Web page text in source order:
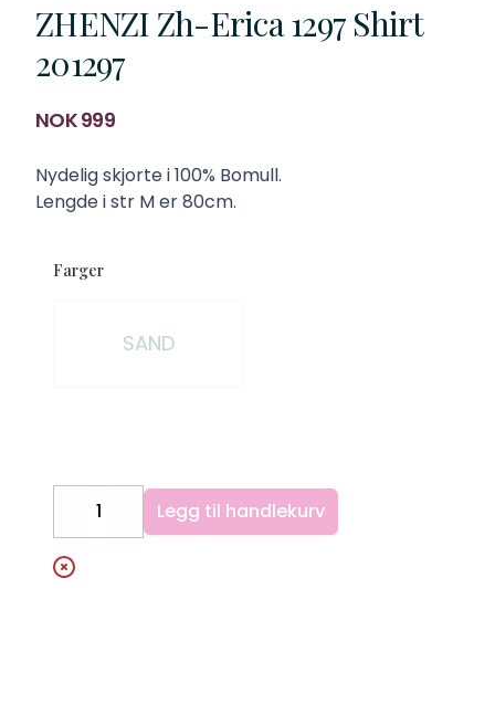
ZHENZI Zh-Erica 1297 Shirt
201297
Produktdetaljer
NOK 999
Description
Nydelig skjorte i 100% Bomull.
Lengde i str M er 80cm.
Farger
SAND
DecreaseIncrease
Legg til handlekurv